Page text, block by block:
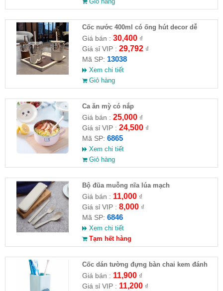
Cốc nước 400ml có ống hút decor dễ
thương
Giá bán : 30,400₫
Giá sỉ VIP : 29,792₫
Mã SP: 13038
Xem chi tiết
Giỏ hàng
Ca ăn mỳ có nắp
Giá bán : 25,000₫
Giá sỉ VIP : 24,500₫
Mã SP: 6865
Xem chi tiết
Giỏ hàng
Bộ đũa muỗng nĩa lúa mạch
Giá bán : 11,000₫
Giá sỉ VIP : 8,000₫
Mã SP: 6846
Xem chi tiết
Tạm hết hàng
Cốc dán tường đựng bàn chai kem đánh
răng
Giá bán : 11,900₫
Giá sỉ VIP : 11,200₫